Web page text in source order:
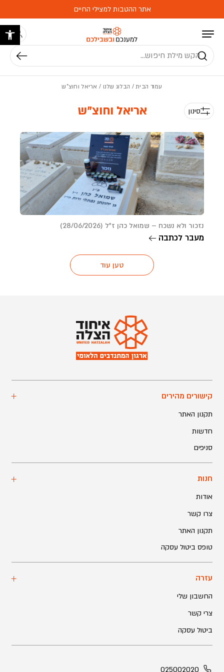
אתר ההטבות למצילי החיים
חיפוש
עמוד הבית / הבלוג שלנו / אריאל וחוצ"ש
אריאל וחוצ"ש סינון
נזכור ולא נשכח – שמואל כהן ז”ל (28/06/2026)
מעבר לכתבה
טען עוד
קישורים מהירים
תקנון האתר
חדשות
סניפים
חנות
אודות
צרו קשר
תקנון האתר
טופס ביטול עסקה
עזרה
החשבון שלי
צרי קשר
ביטול עסקה
025002020